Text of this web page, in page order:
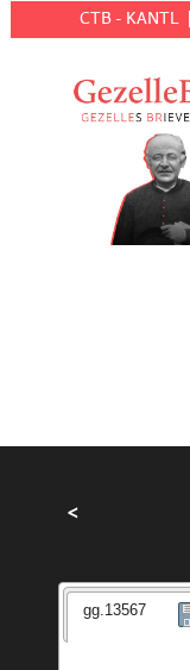
CTB - KANTL
<
gg.13567